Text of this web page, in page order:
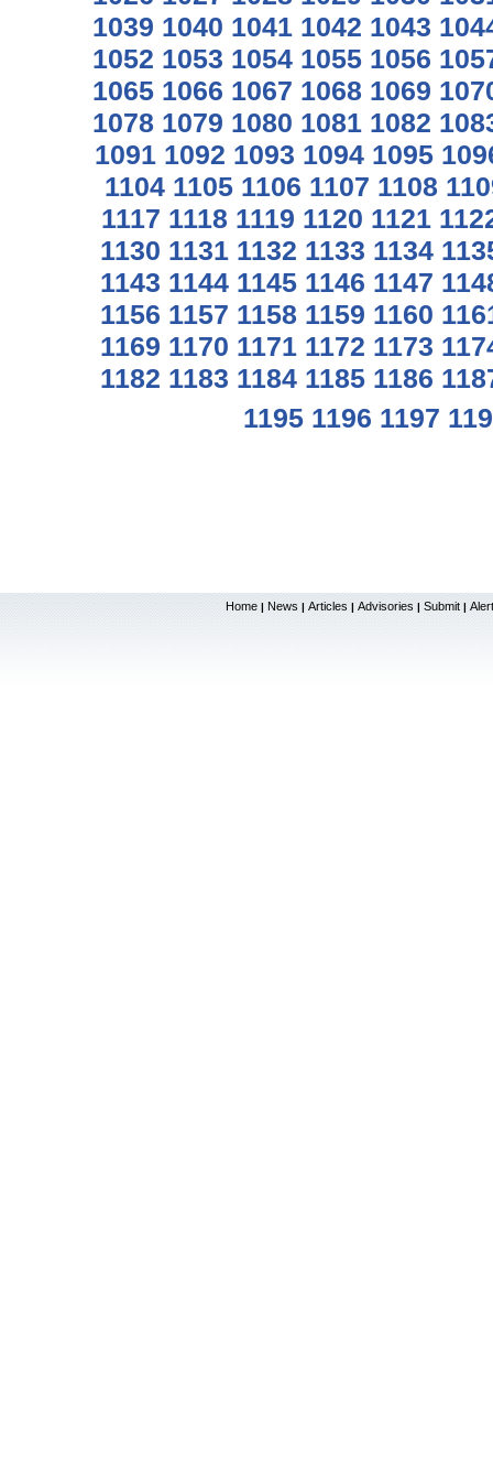
1039 1040 1041 1042 1043
1052 1053 1054 1055 1056
1065 1066 1067 1068 1069
1078 1079 1080 1081 1082
1091 1092 1093 1094 1095
1104 1105 1106 1107 1108
1117 1118 1119 1120 1121
1130 1131 1132 1133 1134
1143 1144 1145 1146 1147
1156 1157 1158 1159 1160
1169 1170 1171 1172 1173
1182 1183 1184 1185 1186
1195 1196 1197
Home | News | Articles | Advisories | Submit |